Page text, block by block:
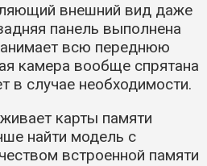
внешний вид даже
панель выполнена
всю переднюю
камера вообще спрятана
в случае необходимости.
карты памяти
найти модель с
встроенной памяти